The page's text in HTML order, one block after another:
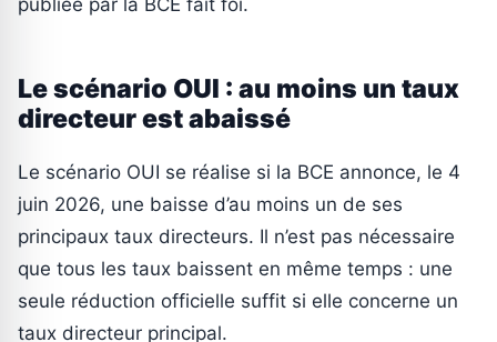
Le scénario OUI : au moins un taux
directeur est abaissé
Le scénario OUI se réalise si la BCE annonce, le 4
juin 2026, une baisse d’au moins un de ses
principaux taux directeurs. Il n’est pas nécessaire
que tous les taux baissent en même temps : une
seule réduction officielle suffit si elle concerne un
taux directeur principal.